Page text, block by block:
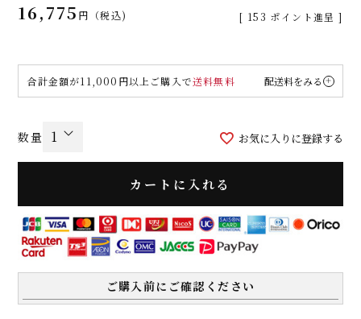
16,775 税込 [ 153 ポイント進呈 ]
合計金額が11,000円以上ご購入で送料無料 配送料をみる
お気に入りに登録する
カートに入れる
ご購入前にご確認ください